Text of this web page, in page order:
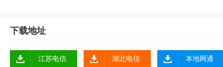
下载地址
江苏电信 湖北电信 本地网通